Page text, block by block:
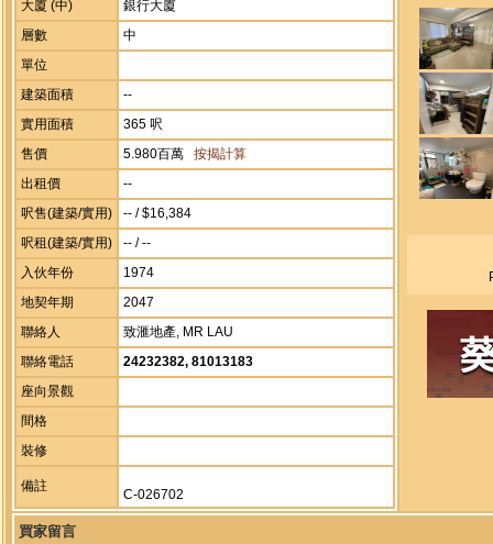
大廈 (中)
銀行大廈
層數
中
單位
建築面積
--
實用面積
365 呎
售價
5.980百萬 按揭計算
出租價
--
呎售(建築/實用)
-- / $16,384
呎租(建築/實用)
-- / --
入伙年份
1974
地契年期
2047
聯絡人
致滙地產, MR LAU
聯絡電話
24232382, 81013183
座向景觀
間格
裝修
備註
C-026702
買家留言